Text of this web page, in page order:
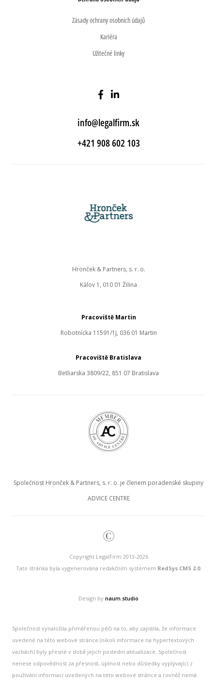
Zásady ochrany osobních údajů
Kariéra
Užitečné linky
info@legalfirm.sk
+421 908 602 103
Pracoviště Martin
Robotnícka 11591/1J, 036 01 Martin
Hronček & Partners, s. r. o.
Kálov 1, 010 01 Žilina
Pracoviště Bratislava
Betliarska 3809/22, 851 07 Bratislava
Společnost Hronček & Partners, s. r. o. je členem poradenské skupiny
ADVICE CENTRE
©
Copyright LegalFirm 2013-2026
Tato stránka byla vygenerována redakčním systémem RedSys.CMS 2.0.
Design by naum.studio
Společnost vynaložila přiměřenou péči na to, aby zajistila, že informace
uvedené na této webové stránce (nikoli informace na hypertextových
vazbách) byly přesné v době jejich poslední aktualizace. Společnost
nenese odpovědnost za přesnost, úplnost nebo důsledky vyplývající z
používání informací uvedených na této webové stránce a rovněž nemá